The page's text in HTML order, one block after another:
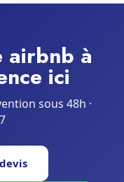
airbnb à
ici
sous 48h ·